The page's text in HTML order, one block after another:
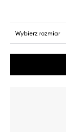
Wybierz rozmiar